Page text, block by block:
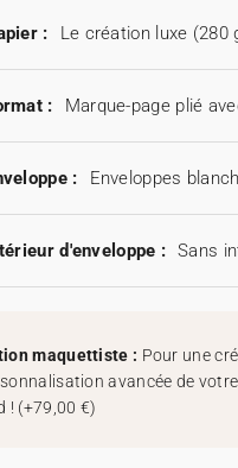
: Le création luxe (280
: Marque-page plié
: Enveloppes
d'enveloppe : Sans
maquettiste : Pour une
avancée de
! (+79,00 €)